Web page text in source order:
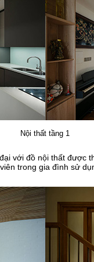
Nội thất tầng 1
với đồ nội thất được
trong gia đình sử